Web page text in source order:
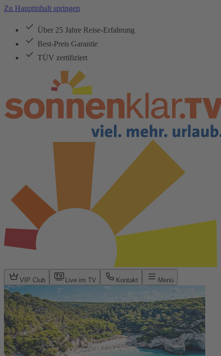
Zu Hauptinhalt springen
Über 25 Jahre Reise-Erfahrung
Best-Preis Garantie
TÜV zertifiziert
VIP Club Live im TV Kontakt Menü